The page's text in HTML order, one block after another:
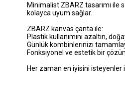
Minimalist ZBARZ tasarımı ile
kolayca uyum sağlar.
ZBARZ kanvas çanta ile:
Plastik kullanımını azaltın,
Günlük kombinlerinizi
Fonksiyonel ve estetik bir
Her zaman en iyisini isteyenler